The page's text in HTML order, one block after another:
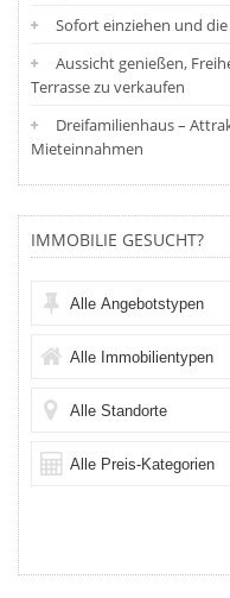
Sofort einziehen und
Aussicht genießen,
Terrasse zu verkaufen
Dreifamilienhaus –
Mieteinnahmen
IMMOBILIE GESUCHT?